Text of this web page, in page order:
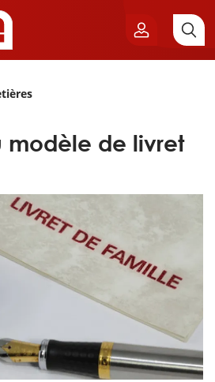
modèle de livret